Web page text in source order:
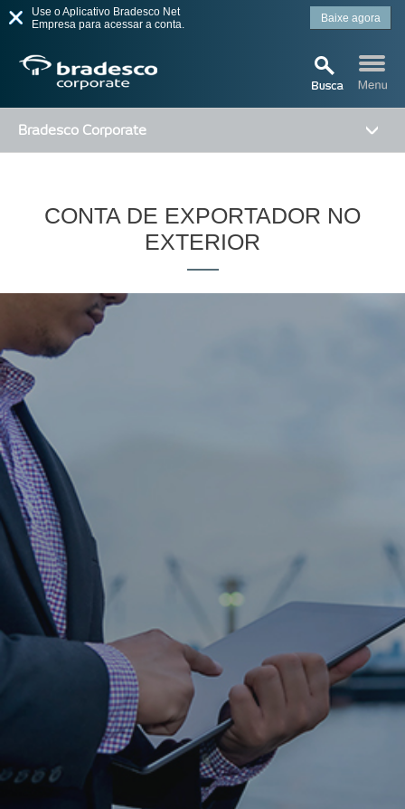
Bradesco Corporate
RECENTES
CONTA DE EXPORTADOR NO
EXTERIOR
Use o Aplicativo Bradesco Net
Empresa para acessar a conta.
Baixe agora